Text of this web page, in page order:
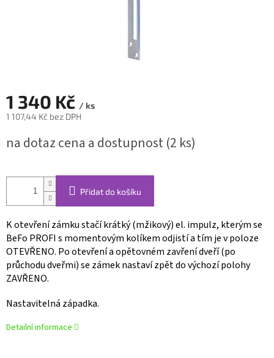
1 340 Kč / ks
1 107,44 Kč bez DPH
cena:
na dotaz cena a dostupnost(2 ks)
Přidat do košíku
K otevření zámku stačí krátký (mžikový) el. impulz, kterým se
BeFo PROFI s momentovým kolíkem odjistí a tím je v poloze
OTEVŘENO. Po otevření a opětovném zavření dveří (po
průchodu dveřmi) se zámek nastaví zpět do výchozí polohy
ZAVŘENO.
Nastavitelná západka.
Detailní informace